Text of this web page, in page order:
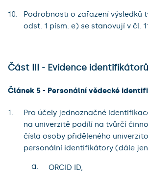
Podrobnosti o zařazení výsledků
odst. 1 písm. e) se stanovují v čl.
Část III - Evidence identifikátorů
Článek 5 - Personální vědecké
Pro účely jednoznačné
na univerzitě podílí na tvůrčí
čísla osoby přiděleného
personální identifikátory (dále
a. ORCID ID,